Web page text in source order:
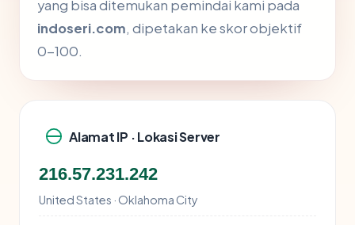
yang bisa ditemukan pemindai kami pada
indoseri.com, dipetakan ke skor objektif
0-100.
Alamat IP · Lokasi Server
216.57.231.242
United States · Oklahoma City